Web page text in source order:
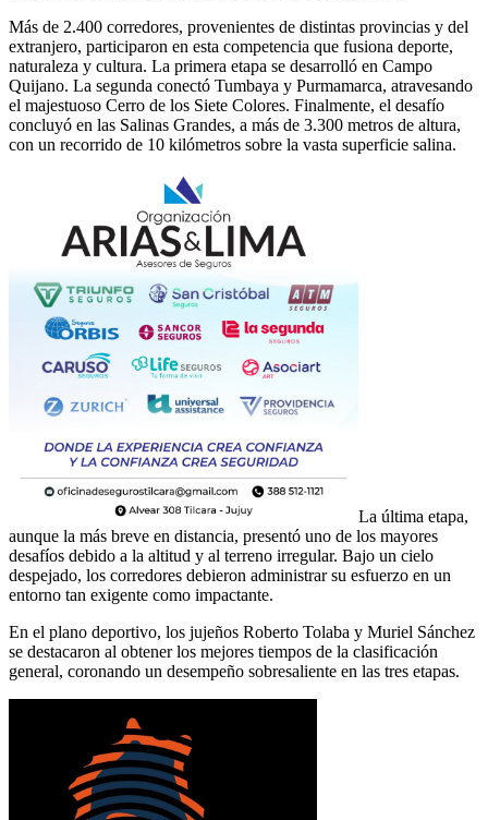
Más de 2.400 corredores, provenientes de distintas provincias y del
extranjero, participaron en esta competencia que fusiona deporte,
naturaleza y cultura. La primera etapa se desarrolló en Campo
Quijano. La segunda conectó Tumbaya y Purmamarca, atravesando
el majestuoso Cerro de los Siete Colores. Finalmente, el desafío
concluyó en las Salinas Grandes, a más de 3.300 metros de altura,
con un recorrido de 10 kilómetros sobre la vasta superficie salina.
La última etapa,
aunque la más breve en distancia, presentó uno de los mayores
desafíos debido a la altitud y al terreno irregular. Bajo un cielo
despejado, los corredores debieron administrar su esfuerzo en un
entorno tan exigente como impactante.
En el plano deportivo, los jujeños Roberto Tolaba y Muriel Sánchez
se destacaron al obtener los mejores tiempos de la clasificación
general, coronando un desempeño sobresaliente en las tres etapas.